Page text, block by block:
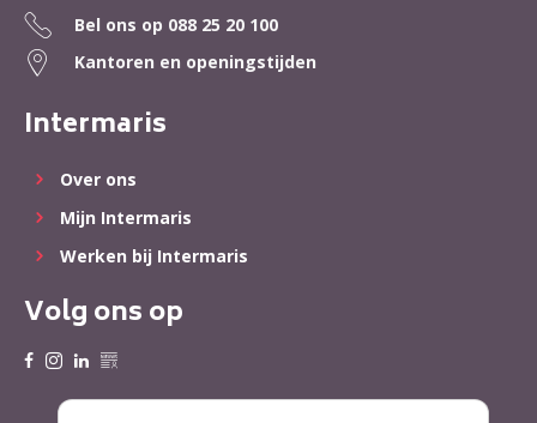
Bel ons op 088 25 20 100
Kantoren en openingstijden
Intermaris
Over ons
Mijn Intermaris
Werken bij Intermaris
Volg ons op